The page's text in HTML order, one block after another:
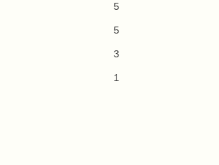
5
5
3
1